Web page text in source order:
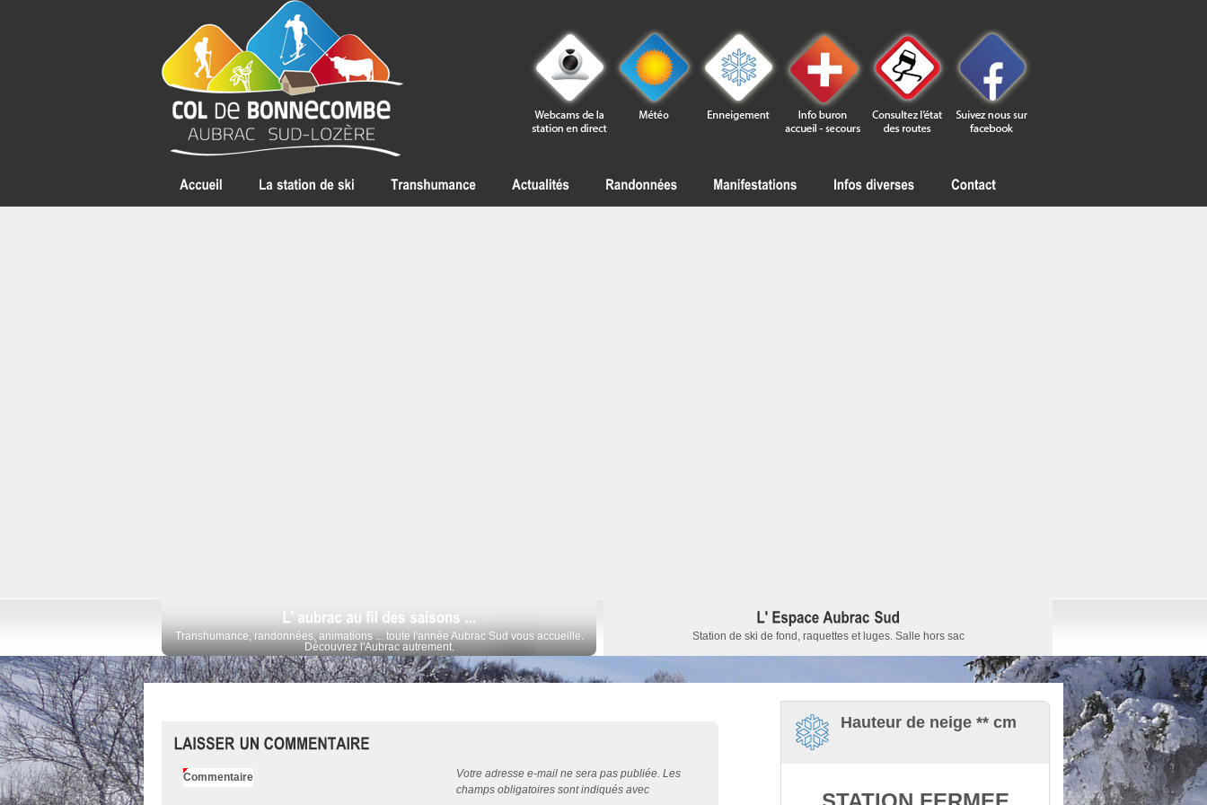
Transhumance, randonnées, animations ... toute l'année Aubrac Sud vous accueille.
Découvrez l'Aubrac autrement.
Station de ski de fond, raquettes et luges. Salle hors sac
Votre adresse e-mail ne sera pas publiée. Les
champs obligatoires sont indiqués avec
Commentaire
Hauteur de neige ** cm